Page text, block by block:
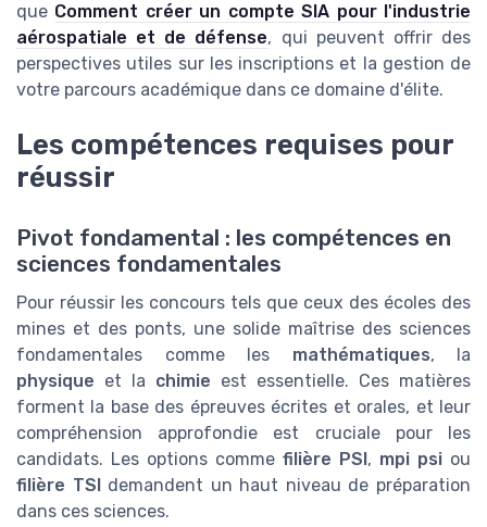
que Comment créer un compte SIA pour l'industrie
aérospatiale et de défense, qui peuvent offrir des
perspectives utiles sur les inscriptions et la gestion de
votre parcours académique dans ce domaine d'élite.
Les compétences requises pour
réussir
Pivot fondamental : les compétences en
sciences fondamentales
Pour réussir les concours tels que ceux des écoles des
mines et des ponts, une solide maîtrise des sciences
fondamentales comme les mathématiques, la
physique et la chimie est essentielle. Ces matières
forment la base des épreuves écrites et orales, et leur
compréhension approfondie est cruciale pour les
candidats. Les options comme filière PSI, mpi psi ou
filière TSIdemandent un haut niveau de préparation
dans ces sciences.